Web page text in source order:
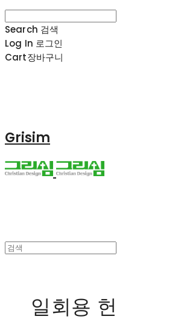
Search 검색
Log In 로그인
Cart장바구니
Grisim
일회용 헌